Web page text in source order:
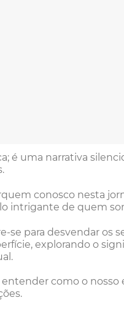
é uma narrativa
conosco nesta
intrigante de quem
se para desvendar os
explorando o
entender como o nosso